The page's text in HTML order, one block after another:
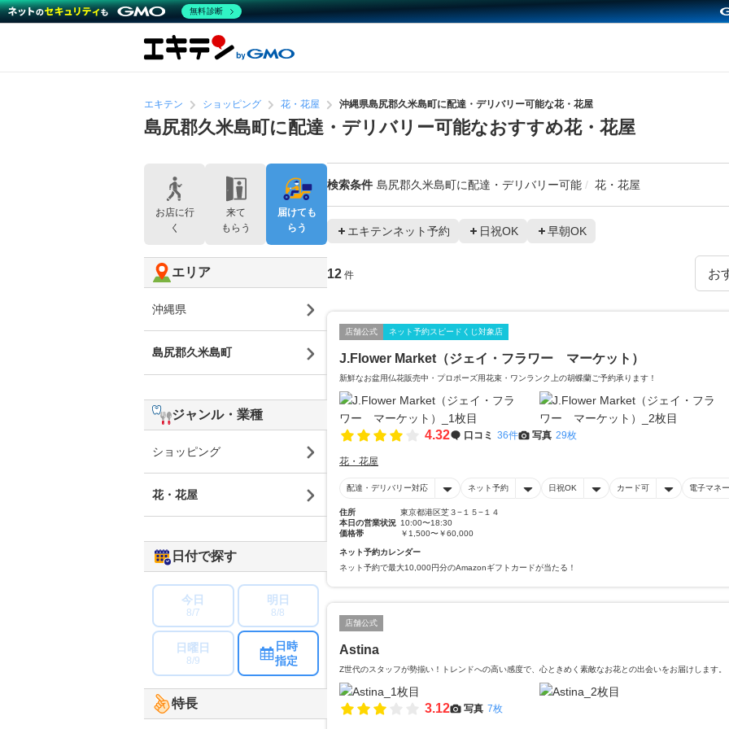
エキテン ショッピング 花・花屋 沖縄県島尻郡久米島町に配達・デリバリー可能な花・花屋
島尻郡久米島町に配達・デリバリー可能なおすすめ花・花屋
検索条件 島尻郡久米島町に配達・デリバリー可能 花・花屋
エキテンネット予約 日祝OK 早朝OK
12 件
店舗公式 ネット予約スピードくじ対象店
J.Flower Market（ジェイ・フラワー マーケット）
新鮮なお盆用仏花販売中・プロポーズ用花束・ワンランク上の胡蝶蘭ご予約承ります！
4.32 口コミ 36件 写真 29枚
花・花屋
配達・デリバリー対応 ネット予約 日祝OK カード可 電子マネ
住所
東京都港区芝３−１５−１４
本日の営業状況 10:00〜18:30
価格帯
￥1,500〜￥60,000
ネット予約カレンダー
ネット予約で最大10,000円分のAmazonギフトカードが当たる！
店舗公式
Astina
Z世代のスタッフが勢揃い！トレンドへの高い感度で、心ときめく素敵なお花との出会いをお届けします。
3.12 写真 7枚
お店に行
く
来て
もらう
届けても
らう
エリア
沖縄県
島尻郡久米島町
ジャンル・業種
ショッピング
花・花屋
日付で探す
今日
8/7
明日
8/8
日曜日
8/9
日時
指定
特長
無料診断